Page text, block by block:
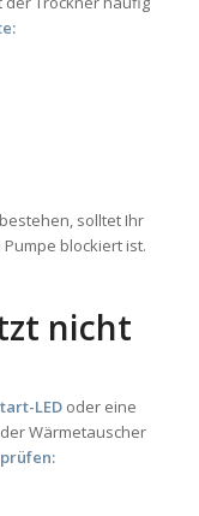
solltet Ihr
blockiert ist.
nicht
LEDoder eine
Wärmetauscher